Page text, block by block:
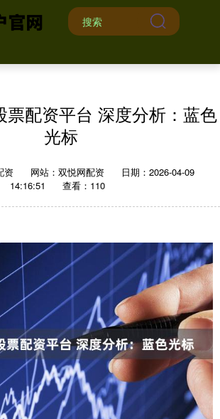
票配资平台 深度分析：蓝色
光标
资 网站：双悦网配资
日期：2026-04-09
14:16:51
查看：110